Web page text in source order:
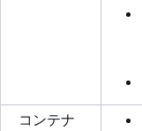
コンテナ